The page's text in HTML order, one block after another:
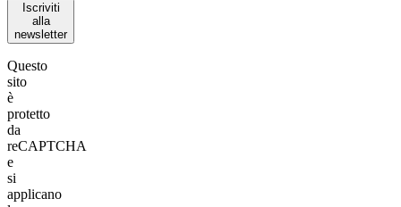
Iscriviti
alla
newsletter
Questo
sito
è
protetto
da
reCAPTCHA
e
si
applicano